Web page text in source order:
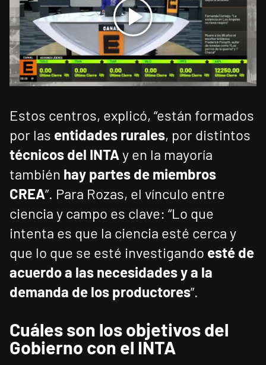
Estos centros, explicó, “están formados
por las entidades rurales, por distintos
técnicos del INTA y en la mayoría
también hay partes de miembros
CREA”. Para Rozas, el vínculo entre
ciencia y campo es clave: “Lo que
intenta es que la ciencia esté cerca y
que lo que se esté investigando esté de
acuerdo a las necesidades y a la
demanda de los productores”.
Cuáles son los objetivos del
Gobierno con el INTA